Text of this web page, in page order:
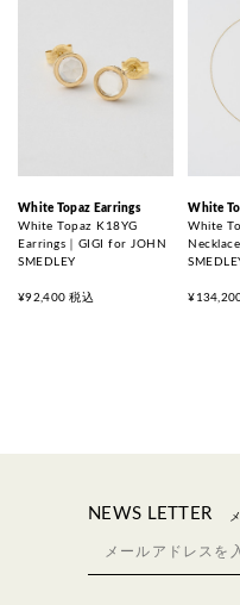
White Topaz Earrings
White Topaz K18YG
Earrings｜GIGI for JOHN
SMEDLEY
¥92,400 税込
White
White
NEWS LETTER